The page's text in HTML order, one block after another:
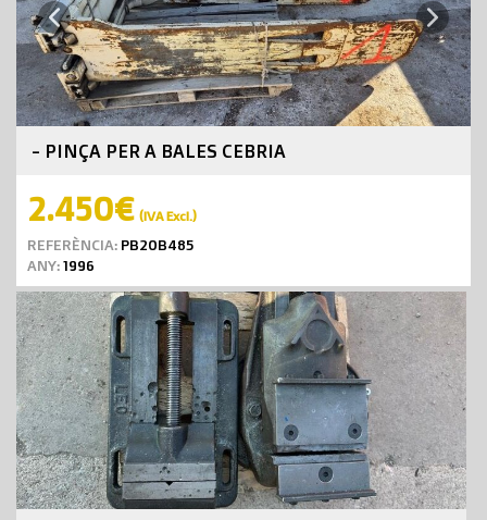
Previous Next
- PINÇA PER A BALES CEBRIA
2.450€ (IVA Excl.)
REFERÈNCIA: PB20B485
ANY:1996